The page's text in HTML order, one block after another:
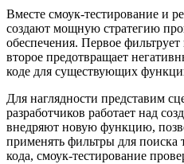
Вместе смоук-тестирование и
создают мощную стратегию
обеспечения. Первое
второе предотвращает
коде для существующих
Для наглядности представим
разработчиков работает над
внедряют новую функцию,
применять фильтры для поиска
кода, смоук-тестирование